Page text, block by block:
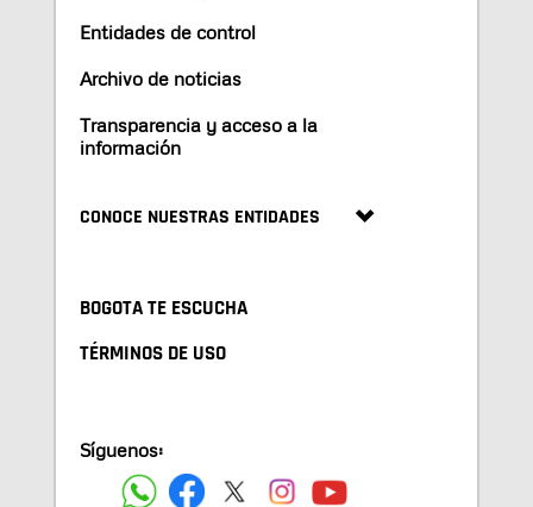
Entidades de control
Archivo de noticias
Transparencia y acceso a la
información
CONOCE NUESTRAS ENTIDADES
BOGOTA TE ESCUCHA
TÉRMINOS DE USO
Síguenos: